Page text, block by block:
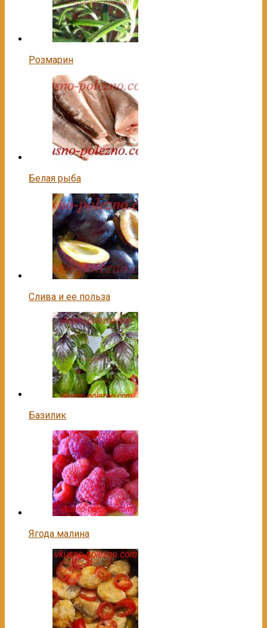
Розмарин
Белая рыба
Слива и ее польза
Базилик
Ягода малина